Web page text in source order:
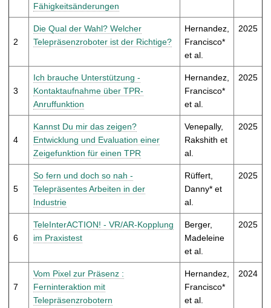
Fähigkeitsänderungen
2
Die Qual der Wahl? Welcher
Telepräsenzroboter ist der Richtige?
Hernandez,
Francisco*
et al.
2025
3
Ich brauche Unterstützung -
Kontaktaufnahme über TPR-
Anruffunktion
Hernandez,
Francisco*
et al.
2025
4
Kannst Du mir das zeigen?
Entwicklung und Evaluation einer
Zeigefunktion für einen TPR
Venepally,
Rakshith et
al.
2025
5
So fern und doch so nah -
Telepräsentes Arbeiten in der
Industrie
Rüffert,
Danny* et
al.
2025
6
TeleInterACTION! - VR/AR-Kopplung
im Praxistest
Berger,
Madeleine
et al.
2025
7
Vom Pixel zur Präsenz :
Ferninteraktion mit
Telepräsenzrobotern
Hernandez,
Francisco*
et al.
2024